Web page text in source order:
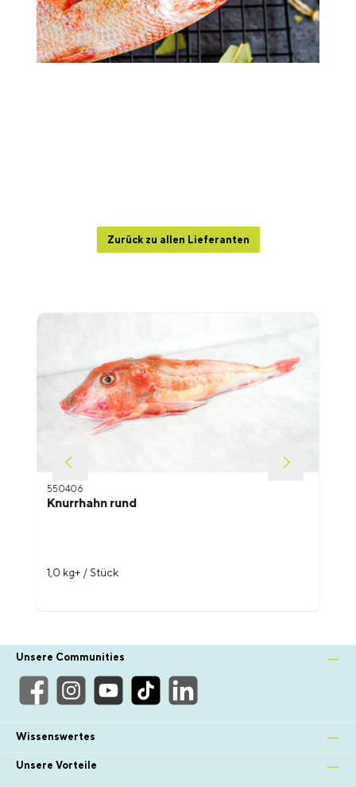
Zurück zu allen Lieferanten
Produktgalerie überspringen
550406
Knurrhahn rund
1,0 kg+ / Stück
Unsere Communities
Wissenswertes
Unsere Vorteile